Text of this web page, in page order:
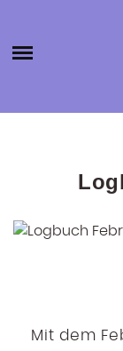
Mit dem